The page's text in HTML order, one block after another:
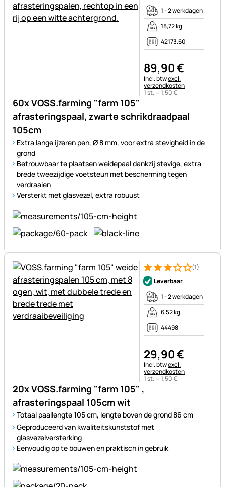
60x VOSS.farming "farm 105"
afrasteringspaal, zwarte schrikdraadpaal
105cm
Extra lange ijzeren pen, Ø 8 mm, voor extra stevigheid in de
grond
Betrouwbaar te plaatsen weidepaal dankzij stevige, extra
brede tweezijdige voetsteun met bescherming tegen
verdraaien
Versterkt met glasvezel, extra robuust
1 - 2 werkdagen
18,72 kg
42173.60
89,90€
Belastinginformatie:
Incl. btwexcl.
verzendkosten
1 st. =1,50€
20x VOSS.farming "farm 105" ,
afrasteringspaal 105cm wit
Totaal paallengte 105 cm, lengte boven de grond 86 cm
Geproduceerd van kwaliteitskunststof met
glasvezelversterking
Eenvoudig op te bouwen en praktisch in gebruik
Beoordeling: 3 van 5 (1
1 Bewertung
(1)
Leverbaar
1 - 2 werkdagen
6,52 kg
44498
29,90€
Belastinginformatie:
Incl. btwexcl.
verzendkosten
1 st. =1,50€